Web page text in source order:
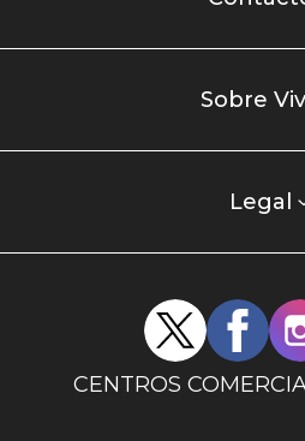
Sobre
Legal
centroCENTROS